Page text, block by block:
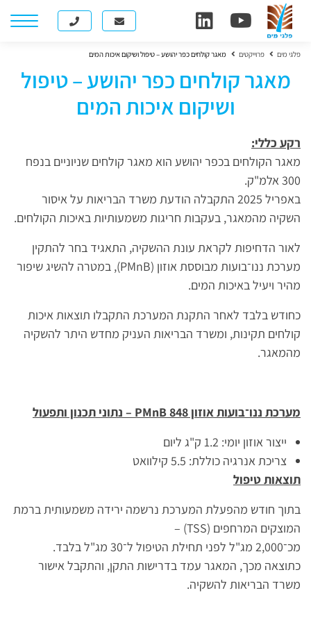
פלגי מים פרוייקטים מאגר קולחים כפר יהושע – טיפול ושיקום איכות המים
מאגר קולחים כפר יהושע – טיפול
ושיקום איכות המים
רקע כללי:
מאגר הקולחים בכפר יהושע הוא מאגר קולחים שניוניים בנפח
300 אלמ"ק.
באפריל 2025 התקבלה הודעת משרד הבריאות על איסור
השקיה מהמאגר, בעקבות חריגות משמעותיות באיכות הקולחים.
לאור הדחיפות לקראת עונת ההשקיה, התאגיד בחר להתקין
מערכת ננו־בועות מבוססת אוזון (PMnB), במטרה להשיג שיפור
מהיר ויעיל באיכות המים.
כחודש בלבד לאחר התקנת המערכת התקבלו תוצאות איכות
קולחים תקינות, ומשרד הבריאות העניק מחדש היתר להשקיה
מהמאגר.
מערכת ננו־בועות אוזון PMnB 848 – נתוני תכנון ותפעול
ייצור אוזון יומי: 1.2 ק"ג ליום
צריכת אנרגיה כוללת: 5.5 קילוואט
תוצאות טיפול
בתוך חודש מהפעלת המערכת נרשמה ירידה משמעותית ברמת
המוצקים המרחפים (TSS) –
מכ־2,000 מג"ל לפני תחילת הטיפול ל־30 מג"ל בלבד.
כתוצאה מכך, המאגר עמד בדרישות התקן, והתקבל אישור
משרד הבריאות להשקיה.